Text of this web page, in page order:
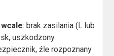
: brak zasilania (L lub
uszkodzony
źle rozpoznany